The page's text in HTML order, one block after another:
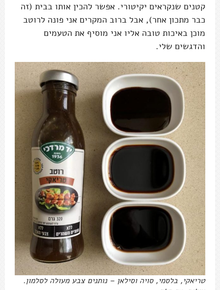
קטנים שנקראים יקיטורי. אפשר להכין אותו בבית (זה
כבר מתכון אחר), אבל ברוב המקרים אני פונה לרוטב
מוכן באיכות טובה אליו אני מוסיף את הטעמים
והדגשים שלי.
טריאקי, בלסמי, סויה וסילאן – נותנים צבע מעולה לסלמון.